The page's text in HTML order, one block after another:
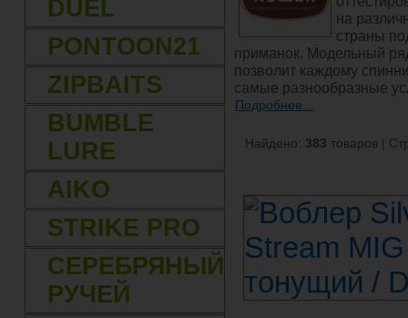
DUEL
PONTOON21
ZIPBAITS
BUMBLE
LURE
AIKO
STRIKE PRO
СЕРЕБРЯНЫЙ
РУЧЕЙ
на
страны
приманок. Модельный
позволит каждому
самые разнообразные
Подробнее...
Найдено: 383 товаров |